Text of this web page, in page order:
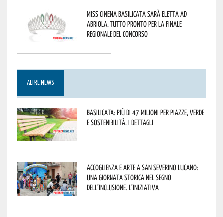
Miss Cinema Basilicata sarà eletta ad
Abriola. Tutto pronto per la finale
regionale del concorso
ALTRE NEWS
Basilicata: più di 47 milioni per piazze, verde
e sostenibilità. I dettagli
Accoglienza e arte a San Severino Lucano:
una giornata storica nel segno
dell’inclusione. L’iniziativa